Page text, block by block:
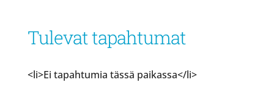
Tulevat tapahtumat
<li>Ei tapahtumia tässä paikassa</li>